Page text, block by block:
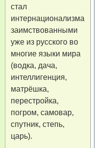
стал
интернационализмами,
заимствованными
уже из русского во
многие языки мира
(водка, дача,
интеллигенция,
матрёшка,
перестройка,
погром, самовар,
спутник, степь,
царь).